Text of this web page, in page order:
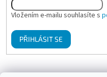
Vložením e-mailu souhlasíte s
PŘIHLÁSIT SE